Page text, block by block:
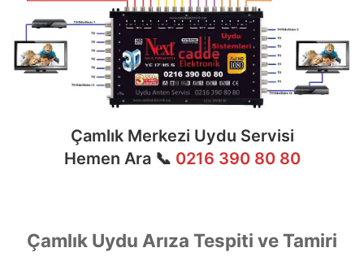
Çamlık Merkezi Uydu Servisi
Hemen Ara 📞 0216 390 80 80
Çamlık Uydu Arıza Tespiti ve Tamiri